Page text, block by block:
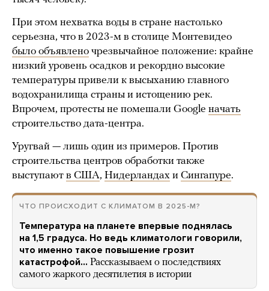
При этом нехватка воды в стране настолько
серьезна, что в 2023-м в столице Монтевидео
было объявлено чрезвычайное положение: крайне
низкий уровень осадков и рекордно высокие
температуры привели к высыханию главного
водохранилища страны и истощению рек.
Впрочем, протесты не помешали Google начать
строительство дата-центра.
Уругвай — лишь один из примеров. Против
строительства центров обработки также
выступают в США, Нидерландах и Сингапуре.
ЧТО ПРОИСХОДИТ С КЛИМАТОМ В 2025-М?
Температура на планете впервые поднялась
на 1,5 градуса. Но ведь климатологи говорили,
что именно такое повышение грозит
катастрофой… Рассказываем о последствиях
самого жаркого десятилетия в истории